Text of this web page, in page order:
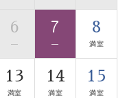
ございます。 予め
6
—
7
—
8
満室
13
満室
14
満室
15
満室